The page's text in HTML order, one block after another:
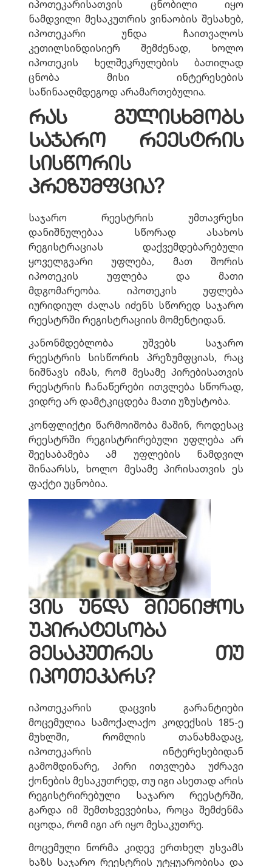
იპოთეკარისათვის ცნობილი იყო
ნამდვილი მესაკუთრის ვინაობის შესახებ,
იპოთეკარი უნდა ჩაითვალოს
კეთილსინდისიერ შემძენად, ხოლო
იპოთეკის ხელშეკრულების ბათილად
ცნობა მისი ინტერესების
საწინააღმდეგოდ არამართებულია.
რას გულისხმობს
საჯარო რეესტრის
სისწორის
პრეზუმფცია?
საჯარო რეესტრის უმთავრესი
დანიშნულებაა სწორად ასახოს
რეგისტრაციას დაქვემდებარებული
ყოველგვარი უფლება, მათ შორის
იპოთეკის უფლება და მათი
მდგომარეობა. იპოთეკის უფლება
იურიდიულ ძალას იძენს სწორედ საჯარო
რეესტრში რეგისტრაციის მომენტიდან.
კანონმდებლობა უშვებს საჯარო
რეესტრის სისწორის პრეზუმფციას, რაც
ნიშნავს იმას, რომ მესამე პირებისათვის
რეესტრის ჩანაწერები ითვლება სწორად,
ვიდრე არ დამტკიცდება მათი უზუსტობა.
კონფლიქტი წარმოიშობა მაშინ, როდესაც
რეესტრში რეგისტრირებული უფლება არ
შეესაბამება ამ უფლების ნამდვილ
შინაარსს, ხოლო მესამე პირისათვის ეს
ფაქტი უცნობია.
ვის უნდა
მიენიჭოს
უპირატესობა
მესაკუთრეს
თუ
იპოთეკარს?
იპოთეკარის დაცვის გარანტიები
მოცემულია სამოქალაქო კოდექსის 185-ე
მუხლში, რომლის თანახმადაც,
იპოთეკარის ინტერესებიდან
გამომდინარე, პირი ითვლება უძრავი
ქონების მესაკუთრედ, თუ იგი ასეთად არის
რეგისტრირებული საჯარო რეესტრში,
გარდა იმ შემთხვევებისა, როცა შემძენმა
იცოდა, რომ იგი არ იყო მესაკუთრე.
მოცემული ნორმა კიდევ ერთხელ უსვამს
ხაზს საჯარო რეესტრის უტყუარობისა და